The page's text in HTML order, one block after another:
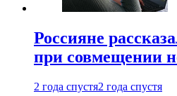
Россияне
при совмещении
2 года спустя2 года спустя